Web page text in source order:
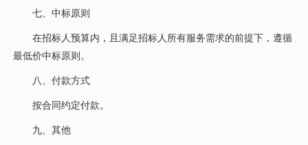
七、中标原则
在招标人预算内，且满足招标人所有服务需求的前提下，遵循
最低价中标原则。
八、付款方式
按合同约定付款。
九、其他